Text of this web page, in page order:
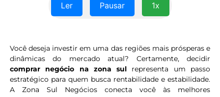
Ler Pausar 1x
Você deseja investir em uma das regiões mais prósperas e
dinâmicas do mercado atual? Certamente, decidir
comprar negócio na zona sul representa um passo
estratégico para quem busca rentabilidade e estabilidade.
A Zona Sul Negócios conecta você às melhores